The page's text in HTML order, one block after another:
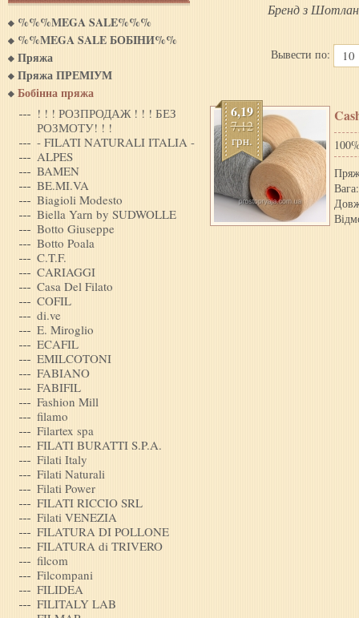
%%%MEGA SALE%%%
%%MEGA SALE БОБIНИ%%
Пряжа
Пряжа ПРЕМІУМ
Бобінна пряжа
! ! ! РОЗПРОДАЖ ! ! ! БЕЗ
РОЗМОТУ! ! !
- FILATI NATURALI ITALIA -
ALPES
BAMEN
BE.MI.VA
Biagioli Modesto
Biella Yarn by SUDWOLLE
Botto Giuseppe
Botto Poala
C.T.F.
CARIAGGI
Casa Del Filato
COFIL
di.ve
E. Miroglio
ECAFIL
EMILCOTONI
FABIANO
FABIFIL
Fashion Mill
filamo
Filartex spa
FILATI BURATTI S.P.A.
Filati Italy
Filati Naturali
Filati Power
FILATI RICCIO SRL
Filati VENEZIA
FILATURA DI POLLONE
FILATURA di TRIVERO
filcom
Filcompani
FILIDEA
FILITALY LAB
Бренд з
Вывести по: 10
6,19
7,12
грн.